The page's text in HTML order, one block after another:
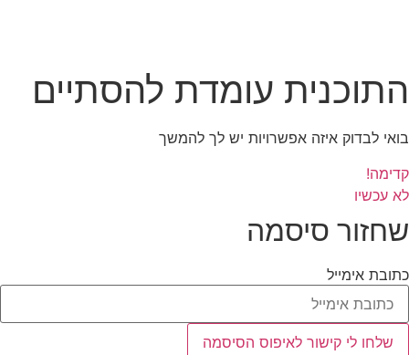
עומדת להסתיים
לבדוק איזה אפשרויות יש לך להמשך
עכשיו
סיסמה
אימייל
שלחו לי קישור לאיפוס הסיסמה